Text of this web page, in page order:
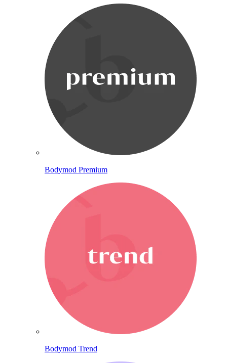
Bodymod Premium
Bodymod Trend